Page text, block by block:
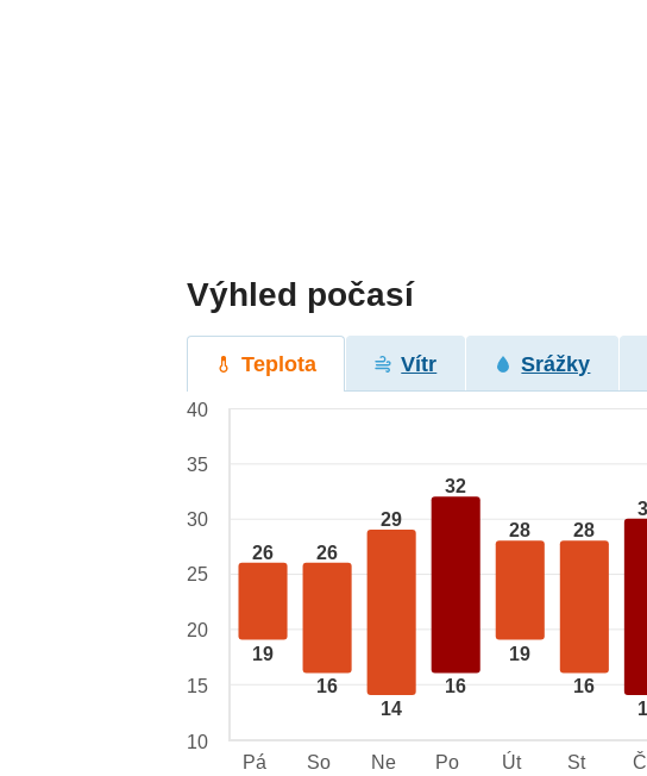
Výhled počasí
Teplota Vítr Srážky
26
19
26
16
29
14
32
16
28
19
28
16
40
35
30
25
20
15
10
Pá
So Ne Po Út St